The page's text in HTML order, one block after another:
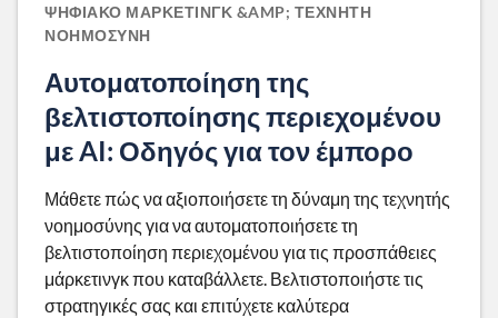
ΨΗΦΙΑΚΌ ΜΆΡΚΕΤΙΝΓΚ &AMP; ΤΕΧΝΗΤΉ
ΝΟΗΜΟΣΎΝΗ
Αυτοματοποίηση της
βελτιστοποίησης περιεχομένου
με AI: Οδηγός για τον έμπορο
Μάθετε πώς να αξιοποιήσετε τη δύναμη της τεχνητής
νοημοσύνης για να αυτοματοποιήσετε τη
βελτιστοποίηση περιεχομένου για τις προσπάθειες
μάρκετινγκ που καταβάλλετε. Βελτιστοποιήστε τις
στρατηγικές σας και επιτύχετε καλύτερα